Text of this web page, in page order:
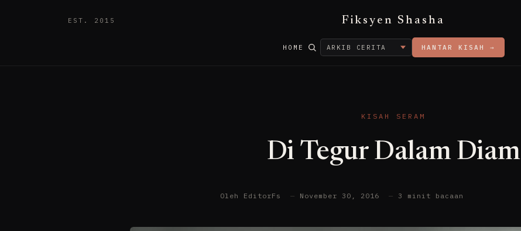
EST. 2015 Fiksyen Shasha
HOME HANTAR KISAH →
KISAH SERAM
Di Tegur Dalam Diam
Oleh EditorFs — November 30, 2016 — 3 minit bacaan